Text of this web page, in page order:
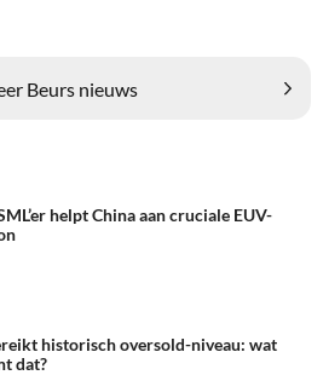
Beurs nieuws
helpt China aan cruciale EUV-
historisch oversold-niveau: wat
dat?